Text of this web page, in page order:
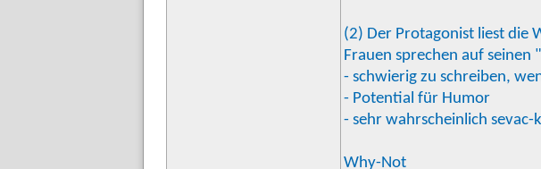
(2) Der Protagonist liest die
Frauen sprechen auf seinen
- schwierig zu schreiben,
- Potential für Humor
- sehr wahrscheinlich sevac-
Why-Not